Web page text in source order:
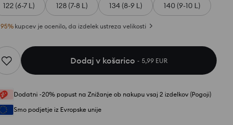
122 (6-7 L) 128 (7-8 L) 134 (8-9 L) 140 (9-10 L)
95% kupcev je ocenilo, da izdelek ustreza velikosti
Dodaj v košarico 5,99 EUR
Dodatni -20% popust na Znižanje ob nakupu vsaj 2 izdelkov (Pogoji)
Smo podjetje iz Evropske unije